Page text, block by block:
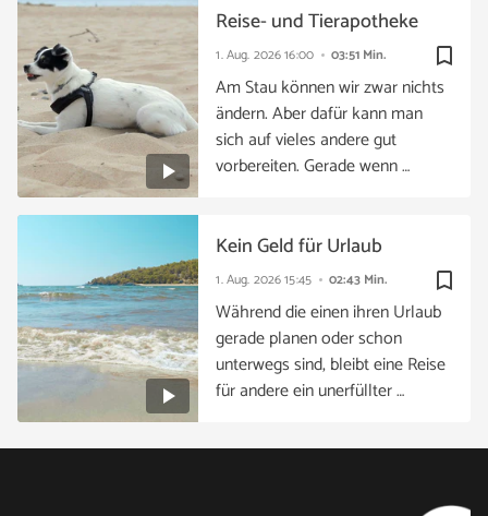
bookmark_border
1. Aug. 202616:00 03:51 Min.
Reise- und Tierapotheke
Am Stau können wir zwar nichts
ändern. Aber dafür kann man
sich auf vieles andere gut
vorbereiten. Gerade wenn …
bookmark_border
1. Aug. 202615:45 02:43 Min.
Kein Geld für Urlaub
Während die einen ihren Urlaub
gerade planen oder schon
unterwegs sind, bleibt eine Reise
für andere ein unerfüllter …